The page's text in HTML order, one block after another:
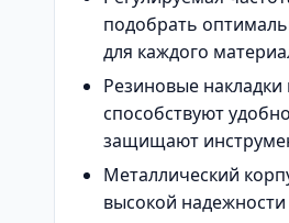
подобрать
для каждого
Резиновые накладки
способствуют
защищают
Металлический
высокой надежности